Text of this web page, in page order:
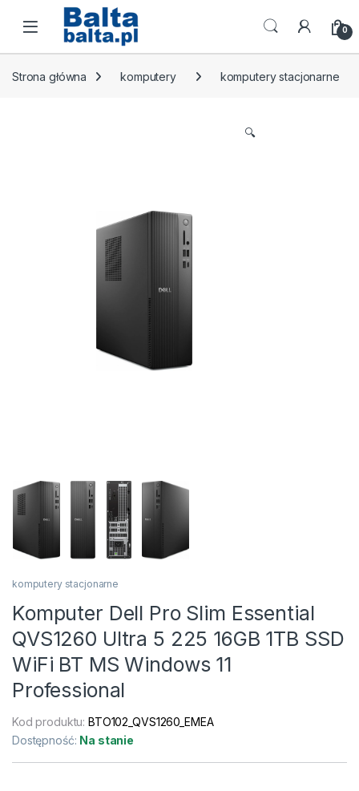
Skip to navigation
Skip to content
Open 0
Strona główna komputery komputery stacjonarne
🔍
komputery stacjonarne
Komputer Dell Pro Slim Essential
QVS1260 Ultra 5 225 16GB 1TB SSD
WiFi BT MS Windows 11
Professional
Kod produktu:BTO102_QVS1260_EMEA
Dostępność: Na stanie